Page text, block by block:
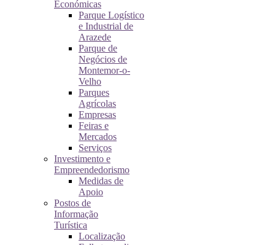
Económicas
Parque Logístico
e Industrial de
Arazede
Parque de
Negócios de
Montemor-o-
Velho
Parques
Agrícolas
Empresas
Feiras e
Mercados
Serviços
Investimento e
Empreendedorismo
Medidas de
Apoio
Postos de
Informação
Turística
Localização